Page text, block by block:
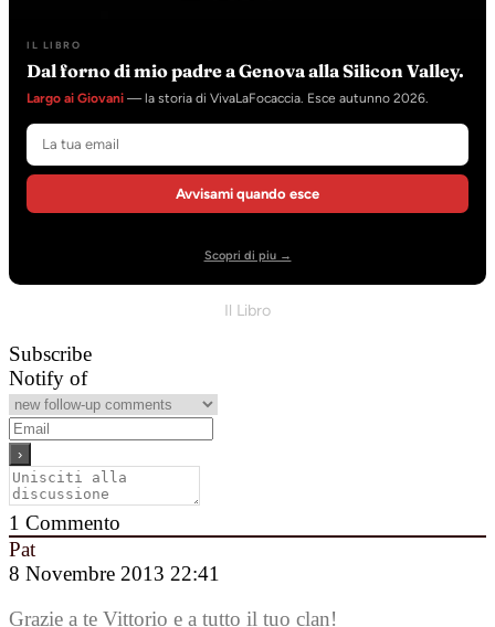
IL LIBRO
Dal forno di mio padre a Genova alla Silicon Valley.
Largo ai Giovani — la storia di VivaLaFocaccia. Esce autunno 2026.
Avvisami quando esce
Scopri di piu →
Il Libro
Subscribe
Notify of
1 Commento
Pat
8 Novembre 2013 22:41
Grazie a te Vittorio e a tutto il tuo clan!